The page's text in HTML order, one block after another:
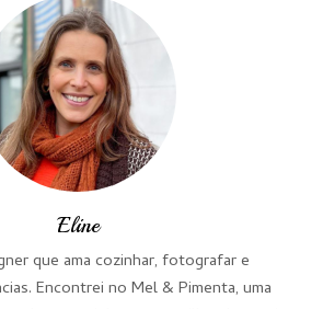
Eline
que ama cozinhar, fotografar e
Encontrei no Mel & Pimenta, uma